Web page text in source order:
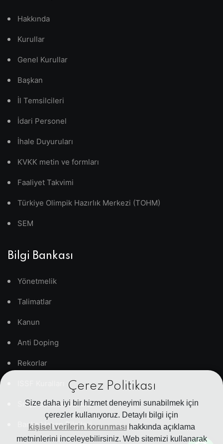
Çerez Politikası
Size daha iyi bir hizmet deneyimi sunabilmek için
çerezler kullanıyoruz. Detaylı bilgi için
kişisel verilerin korunmasıhakkında açıklama
metninlerini inceleyebilirsiniz. Web sitemizi kullanarak
Hakkında
Kurullar
Genel Kurullar
Başkan
İl Temsilcileri
İdari Personel
İhale Duyuruları
KVKK metin ve formları
Faaliyet Takvimi
Türkiye Olimpik Hazırlık Merkezi (TOHM)
SEM
Bilgi Bankası
Yönetmelik
Talimatlar
Kanun
Anti Doping
Rekorlar
Sıkça Sorulan Sorular
Banka Hesap Bilgileri